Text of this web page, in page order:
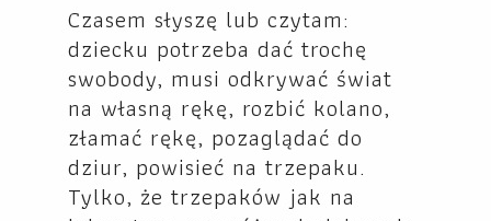
Czasem słyszę lub czytam:
dziecku potrzeba dać trochę
swobody, musi odkrywać świat
na własną rękę, rozbić kolano,
złamać rękę, pozaglądać do
dziur, powisieć na trzepaku.
Tylko, że trzepaków jak na